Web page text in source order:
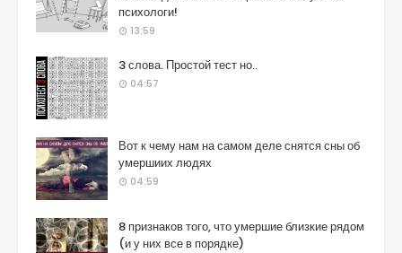
психологи!
13:59
3 слова. Простой тест но..
04:57
Вот к чему нам на самом деле снятся сны об
умершиих людях
04:59
8 признаков того, что умершие близкие рядом
(и у них все в порядке)